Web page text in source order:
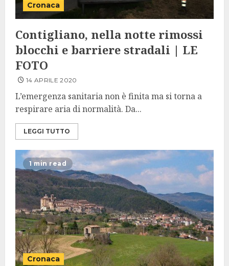
Cronaca
Contigliano, nella notte rimossi
blocchi e barriere stradali | LE
FOTO
14 APRILE 2020
L’emergenza sanitaria non è finita ma si torna a
respirare aria di normalità. Da...
LEGGI TUTTO
1 min read
Cronaca